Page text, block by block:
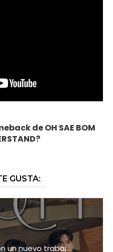
de OH SAE BOM
GUSTA:
un nuevo trabaj...